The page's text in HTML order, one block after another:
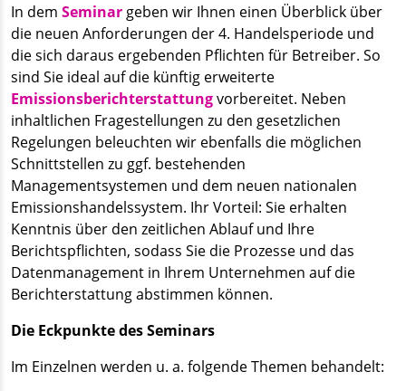
In dem Seminar geben wir Ihnen einen Überblick über
die neuen Anforderungen der 4. Handelsperiode und
die sich daraus ergebenden Pflichten für Betreiber. So
sind Sie ideal auf die künftig erweiterte
Emissionsberichterstattungvorbereitet. Neben
inhaltlichen Fragestellungen zu den gesetzlichen
Regelungen beleuchten wir ebenfalls die möglichen
Schnittstellen zu ggf. bestehenden
Managementsystemen und dem neuen nationalen
Emissionshandelssystem. Ihr Vorteil: Sie erhalten
Kenntnis über den zeitlichen Ablauf und Ihre
Berichtspflichten, sodass Sie die Prozesse und das
Datenmanagement in Ihrem Unternehmen auf die
Berichterstattung abstimmen können.
Die Eckpunkte des Seminars
Im Einzelnen werden u. a. folgende Themen behandelt: